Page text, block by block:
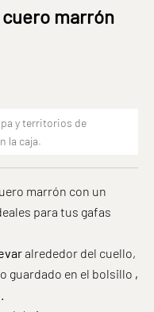
marrón
y territorios de
la caja.
marrón con un
para tus gafas
alrededor del cuello,
guardado en el bolsillo ,